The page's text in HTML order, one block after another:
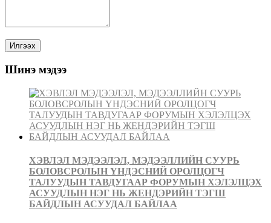
Шинэ мэдээ
ХЭВЛЭЛ МЭДЭЭЛЭЛ, МЭДЭЭЛЛИЙН СУУРЬ
БОЛОВСРОЛЫН ҮНДЭСНИЙ ОРОЛЦОГЧ
ТАЛУУДЫН ТАВДУГААР ФОРУМЫН ХЭЛЭЛЦЭХ
АСУУДЛЫН НЭГ НЬ ЖЕНДЭРИЙН ТЭГШ
БАЙДЛЫН АСУУДАЛ БАЙЛАА